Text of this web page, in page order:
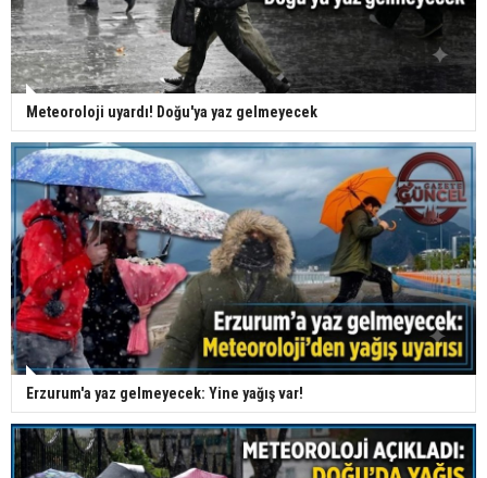
Meteoroloji uyardı! Doğu'ya yaz gelmeyecek
Erzurum'a yaz gelmeyecek: Yine yağış var!